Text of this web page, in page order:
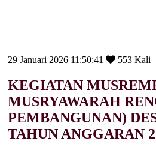
29 Januari 2026 11:50:41 553 Kali
KEGIATAN
MUSRYAWARAH
PEMBANGUNAN)
TAHUN ANGGARAN